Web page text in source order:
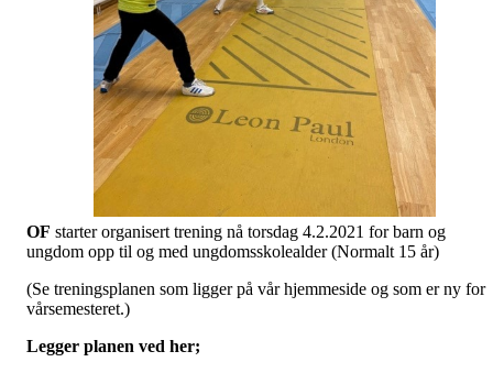
OF starter organisert trening nå torsdag 4.2.2021 for barn og
ungdom opp til og med ungdomsskolealder (Normalt 15 år)
(Se treningsplanen som ligger på vår hjemmeside og som er ny for
vårsemesteret.)
Legger planen ved her;